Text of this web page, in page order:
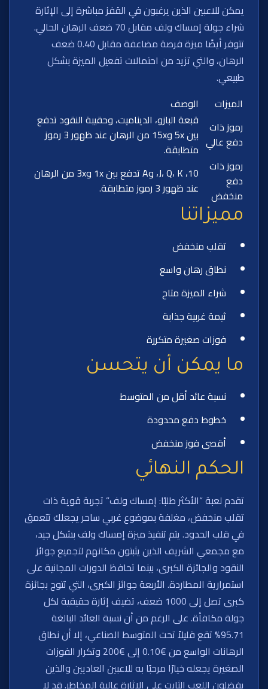
يمكن للاعبين الذين يرغبون في القفز مباشرة إلى الإثارة
شراء جولة إمساك ولف مقابل 70 ضعف الرهان الحالي.
تتوفر أيضًا ميزة فرصة مضاعفة مقابل 0.40 ضعف
الرهان، والتي تزيد من احتمالات تفعيل الميزة بشكل
طبيعي.
الميزات
الوصف
رموز ذات
دفع عالي
قبعة البازو، الديناميت، وحقيبة النقود تدفع
بين 5x و15x من الرهان عند ظهور 3 رموز
متطابقة.
رموز ذات
دفع
منخفض
10، J، Q، K، وA تدفع بين 1x و3x من الرهان
عند ظهور 3 رموز متطابقة.
مميزاتنا
تقلب منخفض
نطاق رهان واسع
شراء الميزة متاح
ثيمة غربية جذابة
فوزات صغيرة متكررة
ما يمكن أن يتحسن
نسبة عائد أقل من المتوسط
خطوط دفع محدودة
أقصى فوز منخفض
الحكم النهائي
تقدم لعبة “الأكثر طلبًا: إمساك ولف” تجربة قوية ذات
تقلب منخفض، مغلفة بموضوع غربي ساحر يجعلك تتعمق
في قلب الحدود. يتم تنفيذ ميزة إمساك ولف بشكل جيد،
مع مجمعي الشريف الذين يثبتون مكانهم لتجميع جوائز
النقود والجائزة الكبرى، بينما تحافظ الدورات المجانية على
استمرارية المطاردة. الأربعة جوائز الكبرى، التي تتوج بجائزة
كبرى تصل إلى 1000 ضعف، تضيف إثارة حقيقية لكل
جولة مكافأة. على الرغم من أن نسبة العائد البالغة
95.71% تقع قليلاً تحت المتوسط الصناعي، إلا أن نطاق
الرهانات الواسع من €0.10 إلى €200 وتكرار الفوزات
الصغيرة يجعله خيارًا مرحبًا به للاعبين العاديين والذين
يفضلون اللعب الثابت على الإثارة عالية المخاطر. قد لا